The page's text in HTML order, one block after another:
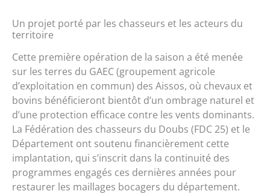
Un projet porté par les chasseurs et les acteurs du
territoire
Cette première opération de la saison a été menée
sur les terres du GAEC (groupement agricole
d’exploitation en commun) des Aissos, où chevaux et
bovins bénéficieront bientôt d’un ombrage naturel et
d’une protection efficace contre les vents dominants.
La Fédération des chasseurs du Doubs (FDC 25) et le
Département ont soutenu financièrement cette
implantation, qui s’inscrit dans la continuité des
programmes engagés ces dernières années pour
restaurer les maillages bocagers du département.